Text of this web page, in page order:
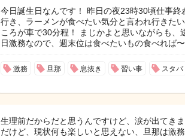
今日誕生日なんです！ 昨日の夜23時30頃仕事終
行き、ラーメンが食べたい気分と言われ行きた
ころが車で30分程！ まじかよと思いながらも、
日激務なので、週末位は食べたいもの食べれば
激務 旦那 息抜き 習い事 スタバ
生理前だからだと思うんですけど、涙が出てき
だけど、現状何も楽しいと思えない、旦那は激